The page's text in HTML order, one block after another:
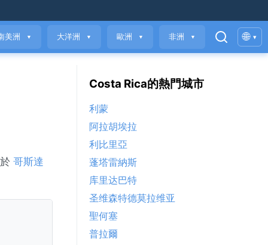
美洲 ▼ 大洋洲 ▼ 歐洲 ▼ 非洲 ▼ 🌐 ▾
哥斯達
Costa Rica的熱門城市
利蒙
阿拉胡埃拉
利比里亞
蓬塔雷納斯
库里达巴特
圣维森特德莫拉维亚
聖何塞
普拉爾